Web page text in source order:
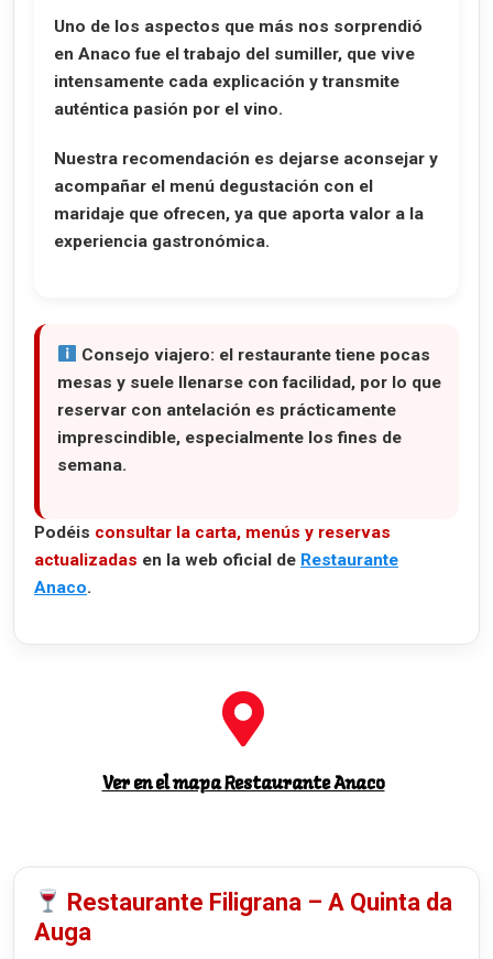
Uno de los aspectos que más nos sorprendió
en Anaco fue el trabajo del sumiller, que vive
intensamente cada explicación y transmite
auténtica pasión por el vino.
Nuestra recomendación es dejarse aconsejar y
acompañar el menú degustación con el
maridaje que ofrecen, ya que aporta valor a la
experiencia gastronómica.
Consejo viajero: el restaurante tiene pocas
mesas y suele llenarse con facilidad, por lo que
reservar con antelación es prácticamente
imprescindible, especialmente los fines de
semana.
Podéis consultar la carta, menús y reservas
actualizadas en la web oficial de Restaurante
Anaco.
Ver en el mapa Restaurante Anaco
Restaurante Filigrana – A Quinta da
Auga